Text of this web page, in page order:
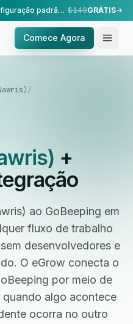
Configuração feita para você — configuração padrão, realizada pela nossa equipe. $149GRÁTIS
Comece Agora
/
+
ao GoBeeping em
fluxo de trabalho
desenvolvedores e
O eGrow conecta o
por meio de
quando algo acontece
ocorra no outro